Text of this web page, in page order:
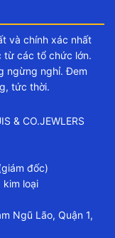
và chính xác nhất
từ các tổ chức lớn.
ngừng nghỉ. Đem
tức thời.
& CO.JEWLERS
đốc)
kim loại
Ngũ Lão, Quận 1,